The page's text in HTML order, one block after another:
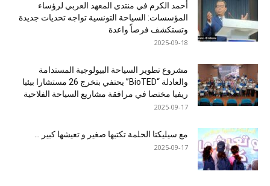
أحمد الكرم في منتدى المعهد العربي لرؤساء
المؤسسات: السياحة التونسية تواجه تحديات جديدة
وتستكشف فرصاً واعدة
2025-09-18
مشروع تطوير السياحة البيولوجية المستدامة
والعادلة “BioTED” يحتفي بتخرج 26 مستشارا بيئيا
ريفيا مختصا في مرافقة مشاريع السياحة الفلاحية
2025-09-17
مع سيليكتا الحلمة تكتبها صغير و تعيشها كبير …
2025-09-17